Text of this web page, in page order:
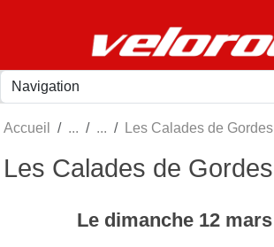
Accueil Les Calades de Gordes
Les Calades de Gordes
Le dimanche 12 mars